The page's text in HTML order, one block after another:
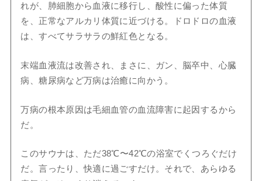
れが、肺細胞から血液に移行し、酸性に偏った体質
を、正常なアルカリ体質に近づける。ドロドロの血液
は、すべてサラサラの鮮紅色となる。
末端血液流は改善され、まさに、ガン、脳卒中、心臓
病、糖尿病など万病は治癒に向かう。
万病の根本原因は毛細血管の血流障害に起因するから
だ。
このサウナは、ただ38℃〜42℃の浴室でくつろぐだけ
だ。言ったり、快適に過ごすだけ。それで、あらゆる